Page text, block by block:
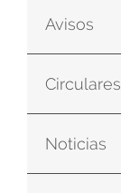
Avisos
Circulares
Noticias